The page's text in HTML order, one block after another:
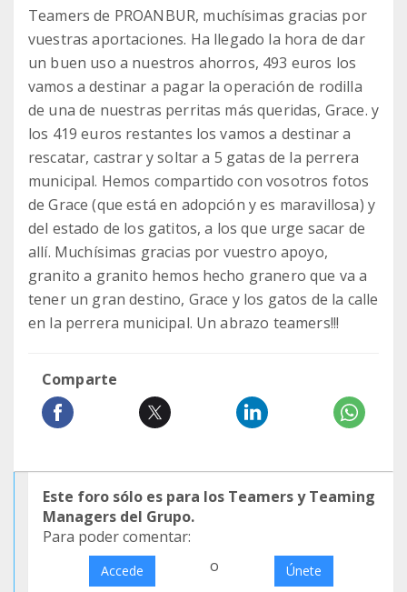
Teamers de PROANBUR, muchísimas gracias por
vuestras aportaciones. Ha llegado la hora de dar
un buen uso a nuestros ahorros, 493 euros los
vamos a destinar a pagar la operación de rodilla
de una de nuestras perritas más queridas, Grace. y
los 419 euros restantes los vamos a destinar a
rescatar, castrar y soltar a 5 gatas de la perrera
municipal. Hemos compartido con vosotros fotos
de Grace (que está en adopción y es maravillosa) y
del estado de los gatitos, a los que urge sacar de
allí. Muchísimas gracias por vuestro apoyo,
granito a granito hemos hecho granero que va a
tener un gran destino, Grace y los gatos de la calle
en la perrera municipal. Un abrazo teamers!!!
Comparte
Este foro sólo es para los Teamers y Teaming
Managers del Grupo.
Para poder comentar:
Accede o Únete